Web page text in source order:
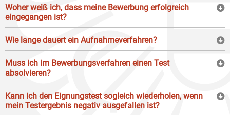
Woher weiß ich, dass meine Bewerbung erfolgreich
eingegangen ist?
Wie lange dauert ein Aufnahmeverfahren?
Muss ich im Bewerbungsverfahren einen Test
absolvieren?
Kann ich den Eignungstest sogleich wiederholen, wenn
mein Testergebnis negativ ausgefallen ist?